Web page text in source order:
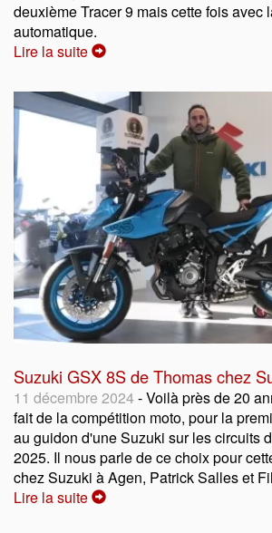
deuxième Tracer 9 mais cette fois avec
automatique.
Lire la suite
Suzuki GSX 8S de Thomas chez
11 décembre 2024- Voilà près de 20
fait de la compétition moto, pour la
au guidon d'une Suzuki sur les circuits
2025. Il nous parle de ce choix pour
chez Suzuki à Agen, Patrick Salles et
Lire la suite